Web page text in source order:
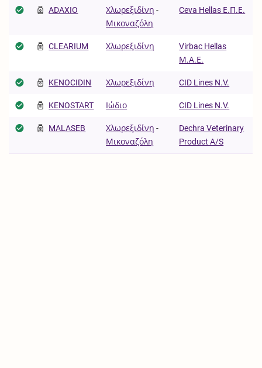
ADAXIO Χλωρεξιδίνη -
Μικοναζόλη
Ceva Hellas Ε.Π.Ε.
CLEARIUM Χλωρεξιδίνη
Virbac Hellas
Μ.Α.Ε.
KENOCIDIN Χλωρεξιδίνη CID Lines N.V.
KENOSTART Ιώδιο CID Lines N.V.
MALASEB Χλωρεξιδίνη -
Μικοναζόλη
Dechra Veterinary
Product A/S